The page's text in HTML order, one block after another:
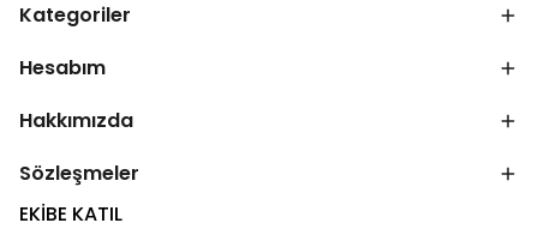
Kategoriler
Hesabım
Hakkımızda
Sözleşmeler
EKİBE KATIL